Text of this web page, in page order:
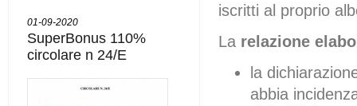
01-09-2020
SuperBonus 110%
circolare n 24/E
iscritti al proprio
La relazione
la
abbia